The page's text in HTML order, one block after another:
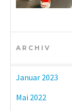
ARCHIV
Januar 2023
Mai 2022